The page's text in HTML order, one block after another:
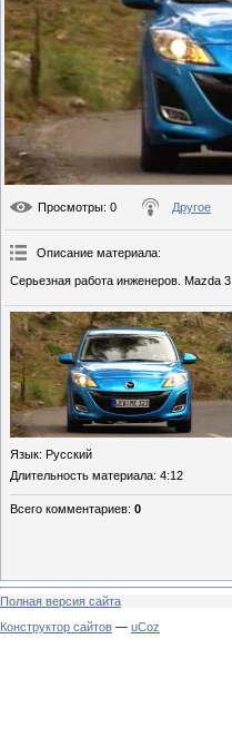
Просмотры: 0 Другое
Описание материала:
Серьезная работа инженеров. Mazda 3.
Язык: Русский
Длительность материала: 4:12
Всего комментариев: 0
Полная версия сайта
Конструктор сайтов — uCoz